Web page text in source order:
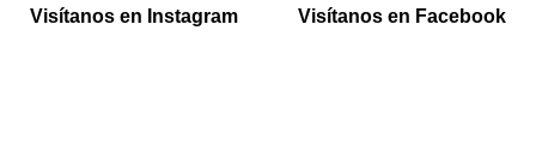
Visítanos en Instagram Visítanos en Facebook